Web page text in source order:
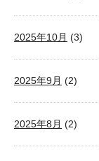
2025年10月 (3)
2025年9月 (2)
2025年8月 (2)